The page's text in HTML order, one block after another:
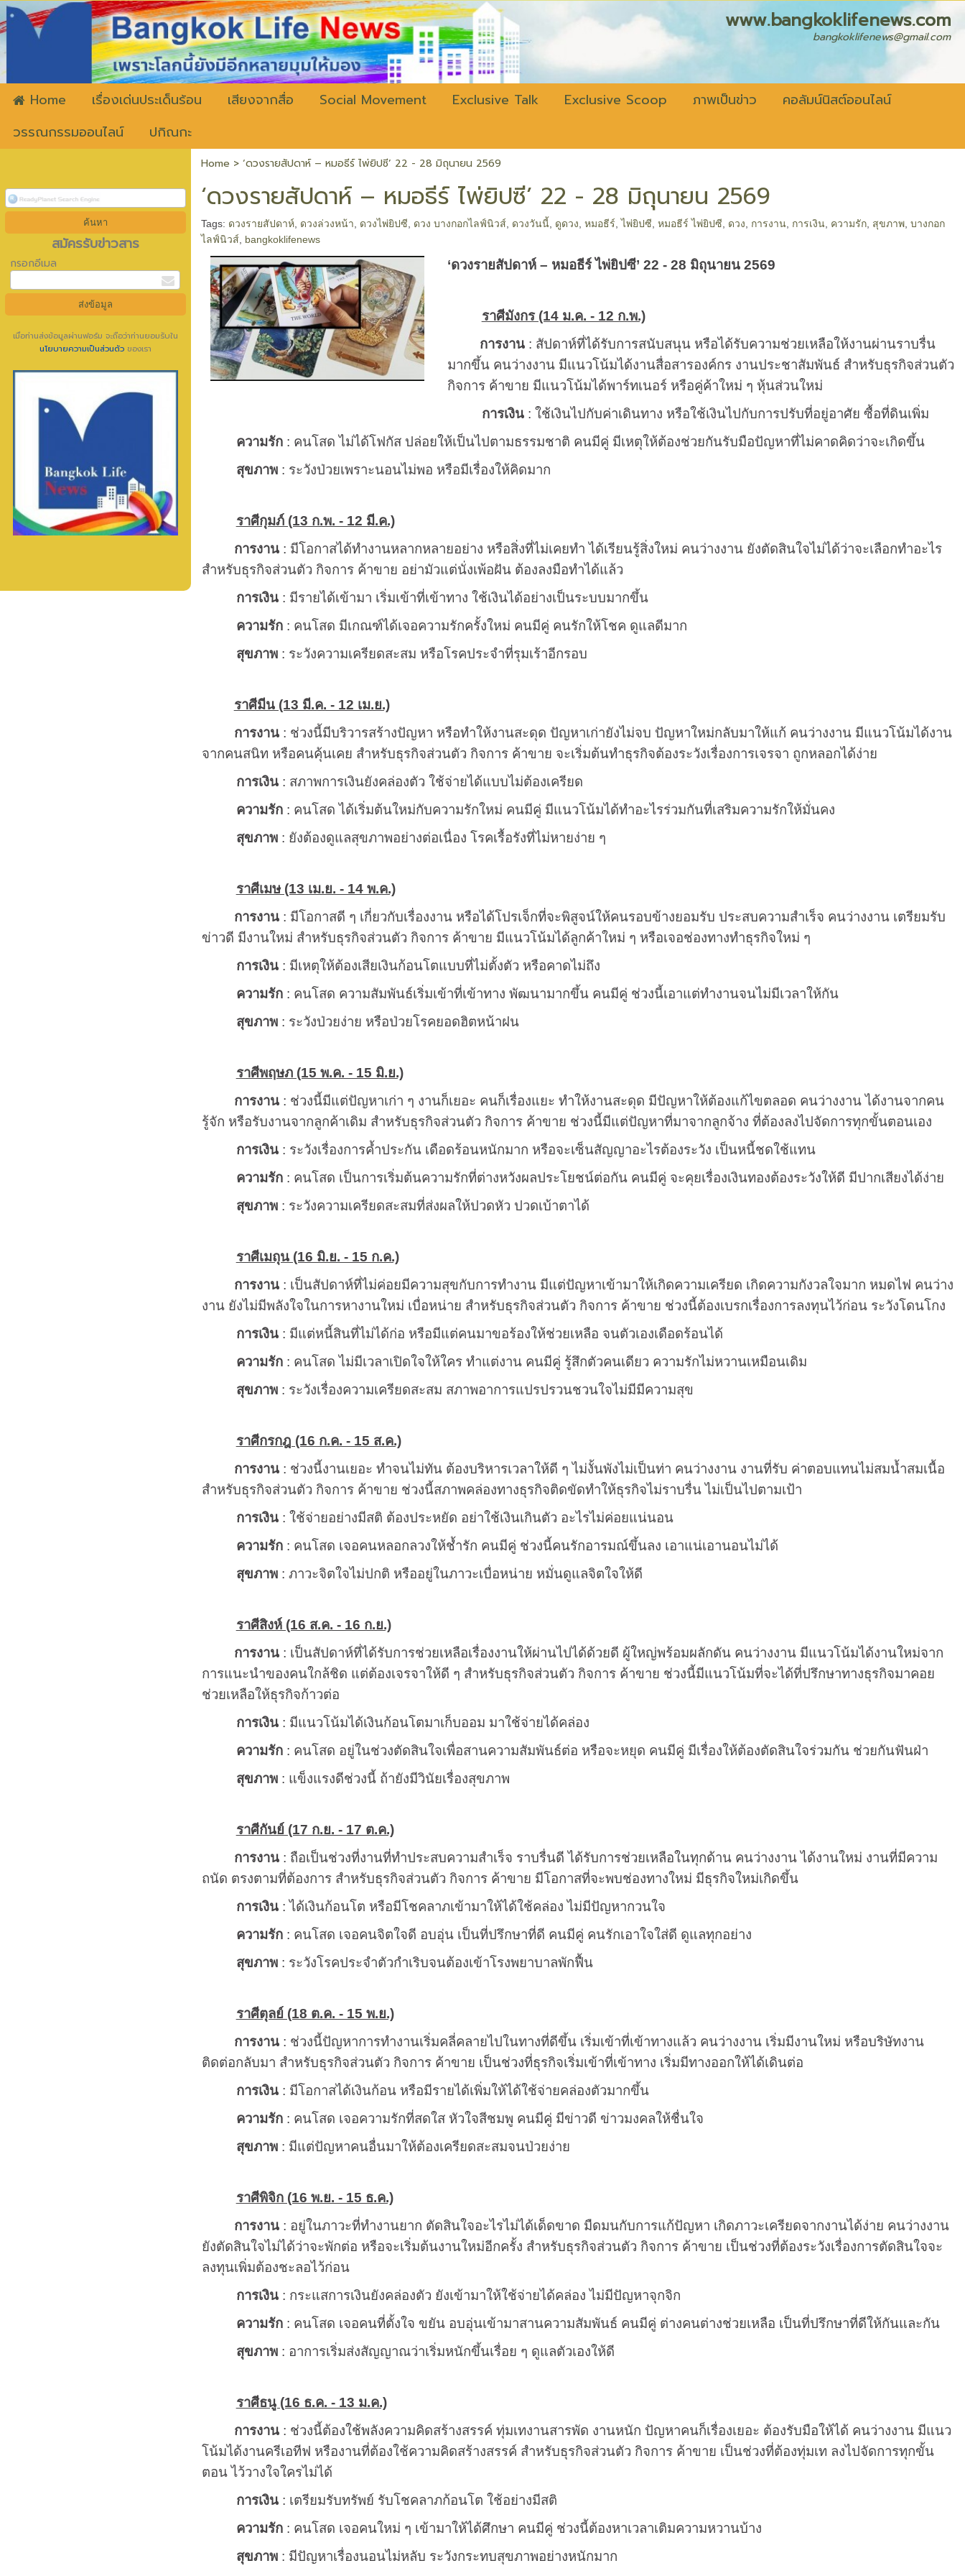
www.bangkoklifenews.com
bangkoklifenews@gmail.com
Home เรื่องเด่นประเด็นร้อน เสียงจากสื่อ Social Movement Exclusive Talk Exclusive Scoop ภาพเป็นข่าว
คอลัมน์นิสต์ออนไลน์
วรรณกรรมออนไลน์
ปกิณกะ
สมัครรับข่าวสาร
กรอกอีเมล
เมื่อท่านส่งข้อมูลผ่านฟอร์ม จะถือว่าท่านยอมรับใน
นโยบายความเป็นส่วนตัว ของเรา
Home > ‘ดวงรายสัปดาห์ – หมอธีร์ ไพ่ยิปซี’ 22 - 28 มิถุนายน 2569
‘ดวงรายสัปดาห์ – หมอธีร์ ไพ่ยิปซี’ 22 - 28 มิถุนายน 2569
Tags: ดวงรายสัปดาห์ ดวงล่วงหน้า ดวงไพ่ยิปซี ดวง บางกอกไลฟ์นิวส์ ดวงวันนี้ ดูดวง ,หมอธีร์ ,ไพ่ยิปซี ,หมอธีร์ ไพ่ยิปซี ดวง การงาน การเงิน ความรัก สุขภาพ ,บางกอก
ไลฟ์นิวส์
bangkoklifenews
‘ดวงรายสัปดาห์ – หมอธีร์ ไพ่ยิปซี’ 22 - 28 มิถุนายน 2569
ราศีมังกร (14 ม.ค. - 12 ก.พ.)
การงาน: สัปดาห์ที่ได้รับการสนับสนุน หรือได้รับความช่วยเหลือให้งานผ่านราบรื่น
มากขึ้น คนว่างงาน มีแนวโน้มได้งานสื่อสารองค์กร งานประชาสัมพันธ์ สำหรับธุรกิจส่วนตัว
กิจการ ค้าขาย มีแนวโน้มได้พาร์ทเนอร์ หรือคู่ค้าใหม่ ๆ หุ้นส่วนใหม่
การเงิน: ใช้เงินไปกับค่าเดินทาง หรือใช้เงินไปกับการปรับที่อยู่อาศัย ซื้อที่ดินเพิ่ม
ความรัก: คนโสด ไม่ได้โฟกัส ปล่อยให้เป็นไปตามธรรมชาติ คนมีคู่ มีเหตุให้ต้องช่วยกันรับมือปัญหาที่ไม่คาดคิดว่าจะเกิดขึ้น
สุขภาพ: ระวังป่วยเพราะนอนไม่พอ หรือมีเรื่องให้คิดมาก
ราศีกุมภ์ (13 ก.พ. - 12 มี.ค.)
การงาน: มีโอกาสได้ทำงานหลากหลายอย่าง หรือสิ่งที่ไม่เคยทำ ได้เรียนรู้สิ่งใหม่ คนว่างงาน ยังตัดสินใจไม่ได้ว่าจะเลือกทำอะไร
สำหรับธุรกิจส่วนตัว กิจการ ค้าขาย อย่ามัวแต่นั่งเพ้อฝัน ต้องลงมือทำได้แล้ว
การเงิน: มีรายได้เข้ามา เริ่มเข้าที่เข้าทาง ใช้เงินได้อย่างเป็นระบบมากขึ้น
ความรัก: คนโสด มีเกณฑ์ได้เจอความรักครั้งใหม่ คนมีคู่ คนรักให้โชค ดูแลดีมาก
สุขภาพ: ระวังความเครียดสะสม หรือโรคประจำที่รุมเร้าอีกรอบ
ราศีมีน (13 มี.ค. - 12 เม.ย.)
การงาน: ช่วงนี้มีบริวารสร้างปัญหา หรือทำให้งานสะดุด ปัญหาเก่ายังไม่จบ ปัญหาใหม่กลับมาให้แก้ คนว่างงาน มีแนวโน้มได้งาน
จากคนสนิท หรือคนคุ้นเคย สำหรับธุรกิจส่วนตัว กิจการ ค้าขาย จะเริ่มต้นทำธุรกิจต้องระวังเรื่องการเจรจา ถูกหลอกได้ง่าย
การเงิน: สภาพการเงินยังคล่องตัว ใช้จ่ายได้แบบไม่ต้องเครียด
ความรัก: คนโสด ได้เริ่มต้นใหม่กับความรักใหม่ คนมีคู่ มีแนวโน้มได้ทำอะไรร่วมกันที่เสริมความรักให้มั่นคง
สุขภาพ : ยังต้องดูแลสุขภาพอย่างต่อเนื่อง โรคเรื้อรังที่ไม่หายง่าย ๆ
ราศีเมษ (13 เม.ย. - 14 พ.ค.)
การงาน: มีโอกาสดี ๆ เกี่ยวกับเรื่องงาน หรือได้โปรเจ็กที่จะพิสูจน์ให้คนรอบข้างยอมรับ ประสบความสำเร็จ คนว่างงาน เตรียมรับ
ข่าวดี มีงานใหม่ สำหรับธุรกิจส่วนตัว กิจการ ค้าขาย มีแนวโน้มได้ลูกค้าใหม่ ๆ หรือเจอช่องทางทำธุรกิจใหม่ ๆ
การเงิน: มีเหตุให้ต้องเสียเงินก้อนโตแบบที่ไม่ตั้งตัว หรือคาดไม่ถึง
ความรัก: คนโสด ความสัมพันธ์เริ่มเข้าที่เข้าทาง พัฒนามากขึ้น คนมีคู่ ช่วงนี้เอาแต่ทำงานจนไม่มีเวลาให้กัน
สุขภาพ: ระวังป่วยง่าย หรือป่วยโรคยอดฮิตหน้าฝน
ราศีพฤษภ (15 พ.ค. - 15 มิ.ย.)
การงาน: ช่วงนี้มีแต่ปัญหาเก่า ๆ งานก็เยอะ คนก็เรื่องแยะ ทำให้งานสะดุด มีปัญหาให้ต้องแก้ไขตลอด คนว่างงาน ได้งานจากคน
รู้จัก หรือรับงานจากลูกค้าเดิม สำหรับธุรกิจส่วนตัว กิจการ ค้าขาย ช่วงนี้มีแต่ปัญหาที่มาจากลูกจ้าง ที่ต้องลงไปจัดการทุกขั้นตอนเอง
การเงิน: ระวังเรื่องการค้ำประกัน เดือดร้อนหนักมาก หรือจะเซ็นสัญญาอะไรต้องระวัง เป็นหนี้ชดใช้แทน
ความรัก: คนโสด เป็นการเริ่มต้นความรักที่ต่างหวังผลประโยชน์ต่อกัน คนมีคู่ จะคุยเรื่องเงินทองต้องระวังให้ดี มีปากเสียงได้ง่าย
สุขภาพ : ระวังความเครียดสะสมที่ส่งผลให้ปวดหัว ปวดเบ้าตาได้
ราศีเมถุน (16 มิ.ย. - 15 ก.ค.)
การงาน: เป็นสัปดาห์ที่ไม่ค่อยมีความสุขกับการทำงาน มีแต่ปัญหาเข้ามาให้เกิดความเครียด เกิดความกังวลใจมาก หมดไฟ คนว่าง
งาน ยังไม่มีพลังใจในการหางานใหม่ เบื่อหน่าย สำหรับธุรกิจส่วนตัว กิจการ ค้าขาย ช่วงนี้ต้องเบรกเรื่องการลงทุนไว้ก่อน ระวังโดนโกง
การเงิน: มีแต่หนี้สินที่ไม่ได้ก่อ หรือมีแต่คนมาขอร้องให้ช่วยเหลือ จนตัวเองเดือดร้อนได้
ความรัก: คนโสด ไม่มีเวลาเปิดใจให้ใคร ทำแต่งาน คนมีคู่ รู้สึกตัวคนเดียว ความรักไม่หวานเหมือนเดิม
สุขภาพ: ระวังเรื่องความเครียดสะสม สภาพอาการแปรปรวนชวนใจไม่มีมีความสุข
ราศีกรกฎ (16 ก.ค. - 15 ส.ค.)
การงาน: ช่วงนี้งานเยอะ ทำจนไม่ทัน ต้องบริหารเวลาให้ดี ๆ ไม่งั้นพังไม่เป็นท่า คนว่างงาน งานที่รับ ค่าตอบแทนไม่สมน้ำสมเนื้อ
สำหรับธุรกิจส่วนตัว กิจการ ค้าขาย ช่วงนี้สภาพคล่องทางธุรกิจติดขัดทำให้ธุรกิจไม่ราบรื่น ไม่เป็นไปตามเป้า
การเงิน: ใช้จ่ายอย่างมีสติ ต้องประหยัด อย่าใช้เงินเกินตัว อะไรไม่ค่อยแน่นอน
ความรัก: คนโสด เจอคนหลอกลวงให้ช้ำรัก คนมีคู่ ช่วงนี้คนรักอารมณ์ขึ้นลง เอาแน่เอานอนไม่ได้
สุขภาพ: ภาวะจิตใจไม่ปกติ หรืออยู่ในภาวะเบื่อหน่าย หมั่นดูแลจิตใจให้ดี
ราศีสิงห์ (16 ส.ค. - 16 ก.ย.)
การงาน: เป็นสัปดาห์ที่ได้รับการช่วยเหลือเรื่องงานให้ผ่านไปได้ด้วยดี ผู้ใหญ่พร้อมผลักดัน คนว่างงาน มีแนวโน้มได้งานใหม่จาก
การแนะนำของคนใกล้ชิด แต่ต้องเจรจาให้ดี ๆ สำหรับธุรกิจส่วนตัว กิจการ ค้าขาย ช่วงนี้มีแนวโน้มที่จะได้ที่ปรึกษาทางธุรกิจมาคอย
ช่วยเหลือให้ธุรกิจก้าวต่อ
การเงิน: มีแนวโน้มได้เงินก้อนโตมาเก็บออม มาใช้จ่ายได้คล่อง
ความรัก: คนโสด อยู่ในช่วงตัดสินใจเพื่อสานความสัมพันธ์ต่อ หรือจะหยุด คนมีคู่ มีเรื่องให้ต้องตัดสินใจร่วมกัน ช่วยกันฟันฝ่า
สุขภาพ: แข็งแรงดีช่วงนี้ ถ้ายังมีวินัยเรื่องสุขภาพ
ราศีกันย์ (17 ก.ย. - 17 ต.ค.)
การงาน: ถือเป็นช่วงที่งานที่ทำประสบความสำเร็จ ราบรื่นดี ได้รับการช่วยเหลือในทุกด้าน คนว่างงาน ได้งานใหม่ งานที่มีความ
ถนัด ตรงตามที่ต้องการ สำหรับธุรกิจส่วนตัว กิจการ ค้าขาย มีโอกาสที่จะพบช่องทางใหม่ มีธุรกิจใหม่เกิดขึ้น
การเงิน: ได้เงินก้อนโต หรือมีโชคลาภเข้ามาให้ได้ใช้คล่อง ไม่มีปัญหากวนใจ
ความรัก: คนโสด เจอคนจิตใจดี อบอุ่น เป็นที่ปรึกษาที่ดี คนมีคู่ คนรักเอาใจใส่ดี ดูแลทุกอย่าง
สุขภาพ: ระวังโรคประจำตัวกำเริบจนต้องเข้าโรงพยาบาลพักฟื้น
ราศีตุลย์ (18 ต.ค. - 15 พ.ย.)
การงาน: ช่วงนี้ปัญหาการทำงานเริ่มคลี่คลายไปในทางที่ดีขึ้น เริ่มเข้าที่เข้าทางแล้ว คนว่างงาน เริ่มมีงานใหม่ หรือบริษัทงาน
ติดต่อกลับมา สำหรับธุรกิจส่วนตัว กิจการ ค้าขาย เป็นช่วงที่ธุรกิจเริ่มเข้าที่เข้าทาง เริ่มมีทางออกให้ได้เดินต่อ
การเงิน: มีโอกาสได้เงินก้อน หรือมีรายได้เพิ่มให้ได้ใช้จ่ายคล่องตัวมากขึ้น
ความรัก: คนโสด เจอความรักที่สดใส หัวใจสีชมพู คนมีคู่ มีข่าวดี ข่าวมงคลให้ชื่นใจ
สุขภาพ: มีแต่ปัญหาคนอื่นมาให้ต้องเครียดสะสมจนป่วยง่าย
ราศีพิจิก (16 พ.ย. - 15 ธ.ค.)
การงาน: อยู่ในภาวะที่ทำงานยาก ตัดสินใจอะไรไม่ได้เด็ดขาด มืดมนกับการแก้ปัญหา เกิดภาวะเครียดจากงานได้ง่าย คนว่างงาน
ยังตัดสินใจไม่ได้ว่าจะพักต่อ หรือจะเริ่มต้นงานใหม่อีกครั้ง สำหรับธุรกิจส่วนตัว กิจการ ค้าขาย เป็นช่วงที่ต้องระวังเรื่องการตัดสินใจจะ
ลงทุนเพิ่มต้องชะลอไว้ก่อน
การเงิน: กระแสการเงินยังคล่องตัว ยังเข้ามาให้ใช้จ่ายได้คล่อง ไม่มีปัญหาจุกจิก
ความรัก: คนโสด เจอคนที่ตั้งใจ ขยัน อบอุ่นเข้ามาสานความสัมพันธ์ คนมีคู่ ต่างคนต่างช่วยเหลือ เป็นที่ปรึกษาที่ดีให้กันและกัน
สุขภาพ: อาการเริ่มส่งสัญญาณว่าเริ่มหนักขึ้นเรื่อย ๆ ดูแลตัวเองให้ดี
ราศีธนู (16 ธ.ค. - 13 ม.ค.)
การงาน: ช่วงนี้ต้องใช้พลังความคิดสร้างสรรค์ ทุ่มเทงานสารพัด งานหนัก ปัญหาคนก็เรื่องเยอะ ต้องรับมือให้ได้ คนว่างงาน มีแนว
โน้มได้งานครีเอทีฟ หรืองานที่ต้องใช้ความคิดสร้างสรรค์ สำหรับธุรกิจส่วนตัว กิจการ ค้าขาย เป็นช่วงที่ต้องทุ่มเท ลงไปจัดการทุกขั้น
ตอน ไว้วางใจใครไม่ได้
การเงิน: เตรียมรับทรัพย์ รับโชคลาภก้อนโต ใช้อย่างมีสติ
ความรัก: คนโสด เจอคนใหม่ ๆ เข้ามาให้ได้ศึกษา คนมีคู่ ช่วงนี้ต้องหาเวลาเติมความหวานบ้าง
สุขภาพ: มีปัญหาเรื่องนอนไม่หลับ ระวังกระทบสุขภาพอย่างหนักมาก